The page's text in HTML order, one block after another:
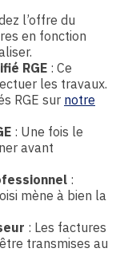
l’offre du
en fonction
RGE : Ce
les travaux.
RGE sur notre
: Une fois le
avant
:
mène à bien la
: Les factures
transmises au